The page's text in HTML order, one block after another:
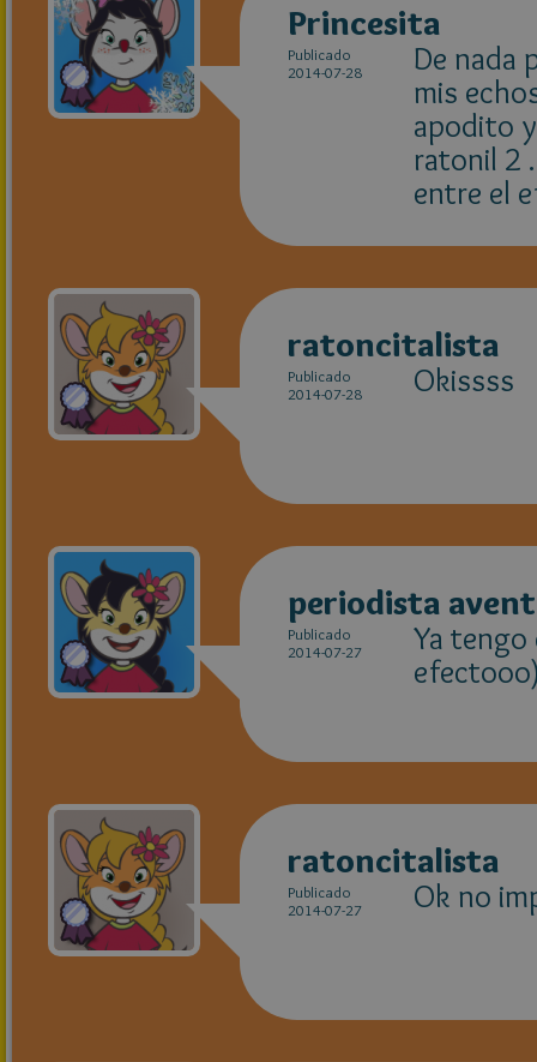
Princesita
Publicado
2014-07-28
De nada
mis
apodito
ratonil 2
entre el
ratoncitalista
Publicado
2014-07-28
Okissss
periodista
Publicado
2014-07-27
Ya
ratoncitalista
Publicado
2014-07-27
Ok no